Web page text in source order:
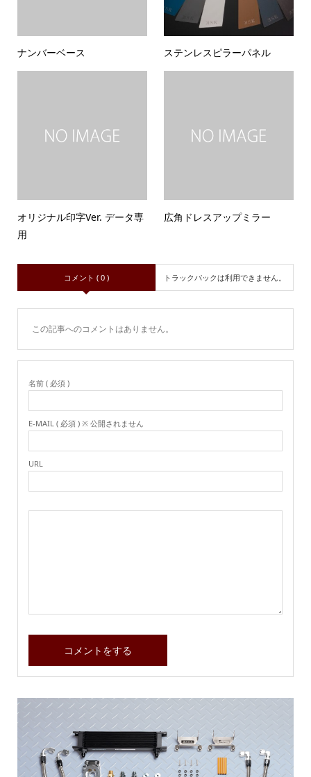
ナンバーベース ステンレスピラーパネル
オリジナル印字Ver. データ専
用
広角ドレスアップミラー
コメント ( 0 ) トラックバックは利用できません。
この記事へのコメントはありません。
名前 ( 必須 )
E-MAIL ( 必須 ) ※ 公開されません
URL